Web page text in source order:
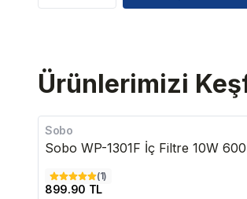
Ürünlerimizi
Sobo
Sobo WP-1301F İç Filtre 10W
(1)
899.90 TL